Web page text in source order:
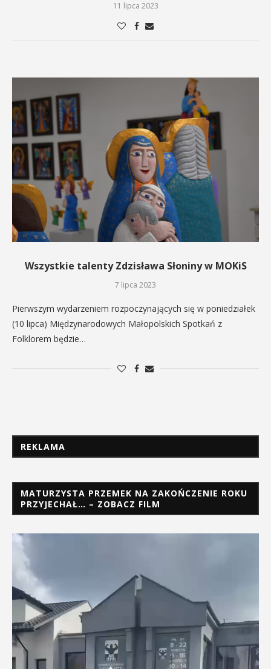
11 lipca 2023
Wszystkie talenty Zdzisława Słoniny w MOKiS
7 lipca 2023
Pierwszym wydarzeniem rozpoczynających się w poniedziałek
(10 lipca) Międzynarodowych Małopolskich Spotkań z
Folklorem będzie…
REKLAMA
MATURZYSTA PRZEMEK NA ZAKOŃCZENIE ROKU
PRZYJECHAŁ… – ZOBACZ FILM
Odtwarzacz